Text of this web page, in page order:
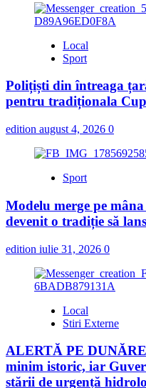
Local
Sport
Polițiști din întreaga
pentru tradiționala
edition august 4, 2026 0
Sport
Modelu merge pe
devenit o tradiție să
edition iulie 31, 2026 0
Local
Stiri Externe
ALERTĂ PE
minim istoric, iar
stării de urgență